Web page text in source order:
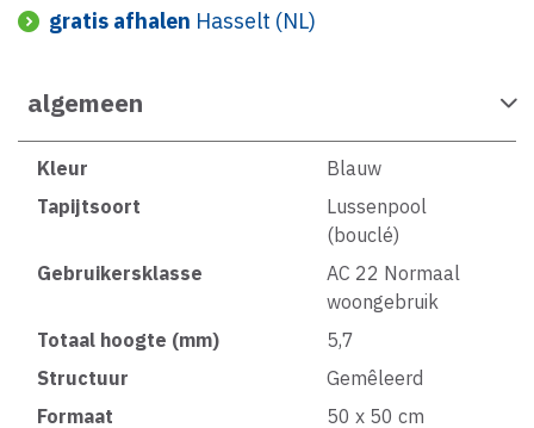
gratis afhalen Hasselt (NL)
algemeen
Kleur
Blauw
Tapijtsoort
Lussenpool
(bouclé)
Gebruikersklasse
AC 22 Normaal
woongebruik
Totaal hoogte (mm)
5,7
Structuur
Gemêleerd
Formaat
50 x 50 cm